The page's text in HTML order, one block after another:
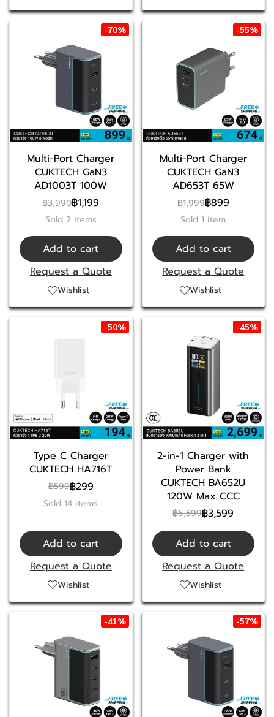
-70%
Multi-Port Charger
CUKTECH GaN3
AD1003T 100W
฿3,990฿1,199
Sold 2 items
Add to cart
Request a Quote
Wishlist
-55%
Multi-Port Charger
CUKTECH GaN3
AD653T 65W
฿1,999฿899
Sold 1 item
Add to cart
Request a Quote
Wishlist
-50%
Type C Charger
CUKTECH HA716T
฿599฿299
Sold 14 items
Add to cart
Request a Quote
Wishlist
-45%
2-in-1 Charger with
Power Bank
CUKTECH BA652U
120W Max CCC
฿6,599฿3,599
Add to cart
Request a Quote
Wishlist
-41% -57%